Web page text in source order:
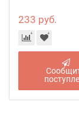
233 руб.